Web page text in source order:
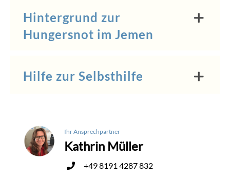
Hintergrund zur
Hungersnot im Jemen
Hilfe zur Selbsthilfe
Ihr Ansprechpartner
Kathrin Müller
+49 8191 4287 832